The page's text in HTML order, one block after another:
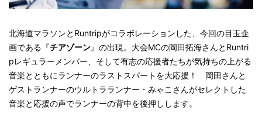
北海道マラソンとRuntripがコラボレーションした、今回の目玉企
画である『チアゾーン』の出現。大会MCの岡田拓海さんとRuntri
pレギュラーメンバー、そして有志の応援者たちが気持ちの上がる
音楽とともにランナーのラストスパートを大応援！ 岡田さんと
ゲストランナーのウルトラランナー・みゃこさんがセレクトした
音楽と応援の声でランナーの背中を後押しします。